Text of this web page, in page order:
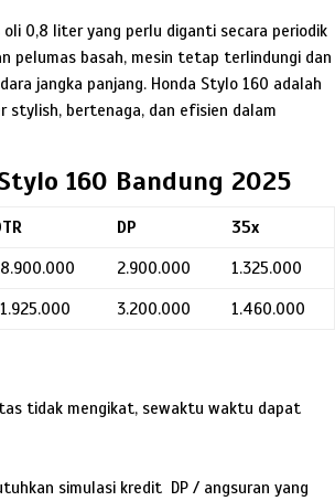
0,8 liter yang perlu diganti secara periodik
pelumas basah, mesin tetap terlindungi dan
jangka panjang. Honda Stylo 160 adalah
stylish, bertenaga, dan efisien dalam
160 Bandung 2025
DP 35x
2.900.000 1.325.000
3.200.000 1.460.000
tidak mengikat, sewaktu waktu dapat
simulasi kredit DP / angsuran yang